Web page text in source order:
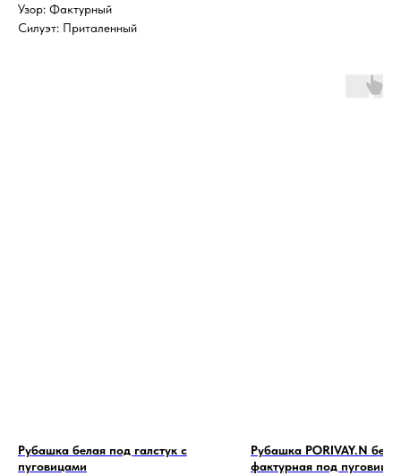
Узор: Фактурный
Силуэт: Приталенный
Рубашка белая под галстук с
пуговицами
Рубашка PORIVAY.N
фактурная под пуговицу